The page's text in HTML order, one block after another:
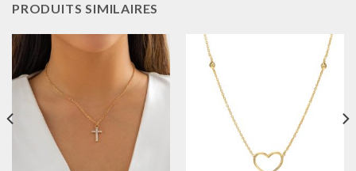
PRODUITS SIMILAIRES